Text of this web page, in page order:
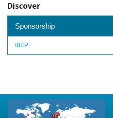
Discover
Sponsorship
IBEP